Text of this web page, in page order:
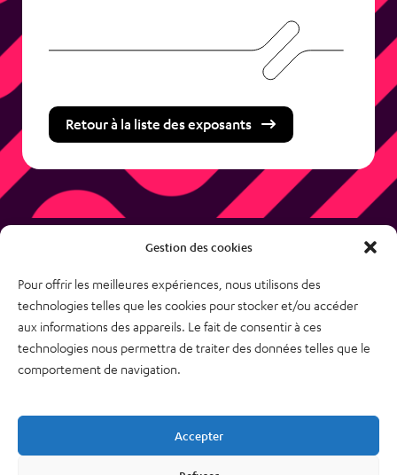
Gestion des cookies
Pour offrir les meilleures expériences, nous utilisons des
technologies telles que les cookies pour stocker et/ou accéder
aux informations des appareils. Le fait de consentir à ces
technologies nous permettra de traiter des données telles que le
comportement de navigation.
Accepter
Retour à la liste des exposants
38, rue des Bourdonnais
Tél : 01 48 74 04 82
Nous contacter
Mentions légales – CGU